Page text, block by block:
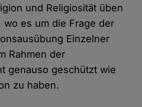
und Religiosität üben
es um die Frage der
Einzelner
Rahmen der
genauso geschützt wie
zu haben.